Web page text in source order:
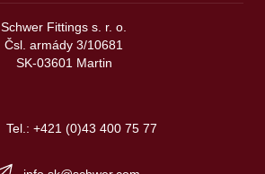
Schwer Fittings s. r. o.
Čsl. armády 3/10681
SK-03601 Martin
Tel.: +421 (0)43 400 75 77